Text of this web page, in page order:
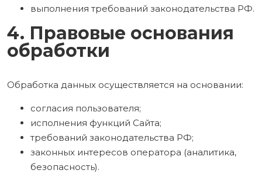
выполнения требований законодательства РФ.
4. Правовые основания
обработки
Обработка данных осуществляется на основании:
согласия пользователя;
исполнения функций Сайта;
требований законодательства РФ;
законных интересов оператора (аналитика,
безопасность).